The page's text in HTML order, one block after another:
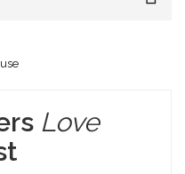
Love